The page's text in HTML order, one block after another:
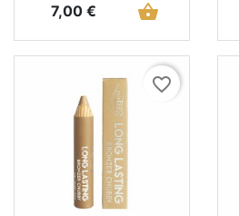
Prix
7,00 € shopping_basket
favorite_border